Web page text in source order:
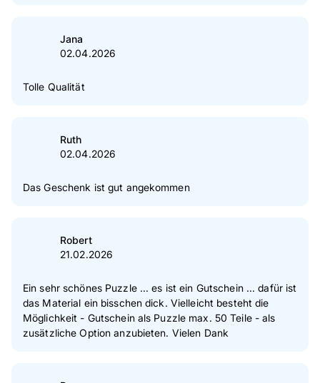
Jana
02.04.2026
Tolle Qualität
Ruth
02.04.2026
Das Geschenk ist gut angekommen
Robert
21.02.2026
Ein sehr schönes Puzzle ... es ist ein Gutschein ... dafür ist
das Material ein bisschen dick. Vielleicht besteht die
Möglichkeit - Gutschein als Puzzle max. 50 Teile - als
zusätzliche Option anzubieten. Vielen Dank